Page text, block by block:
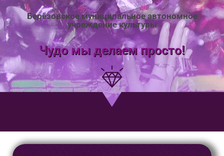
Берёзовское муниципальное автономное
учреждение культуры
Чудо мы делаем просто!